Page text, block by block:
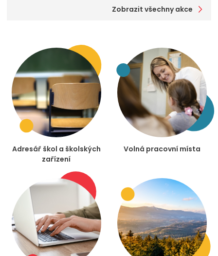
Zobrazit všechny akce
Adresář škol a školských
zařízení
Volná pracovní místa